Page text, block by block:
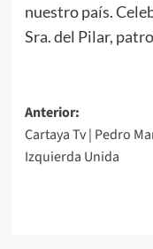
nuestro país.
Sra. del Pilar,
Anterior:
Cartaya Tv | Pedro
Izquierda Unida